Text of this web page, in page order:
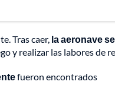
Tras caer, la aeronave se
y realizar las labores de
fueron encontrados